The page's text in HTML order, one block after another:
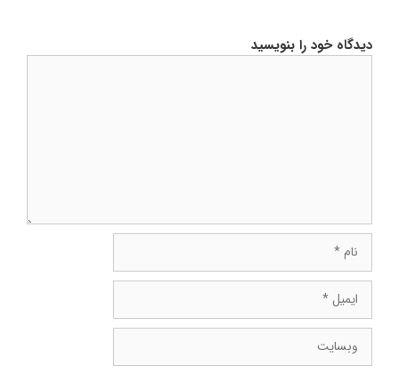
دیدگاه خود را بنویسید
ایمیل
وبسایت